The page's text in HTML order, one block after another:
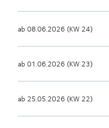
ab 08.06.2026 (KW 24)
ab 01.06.2026 (KW 23)
ab 25.05.2026 (KW 22)